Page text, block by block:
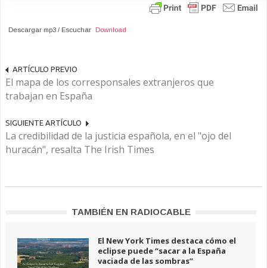
Descargar mp3 / Escuchar Download
ARTÍCULO PREVIO
El mapa de los corresponsales extranjeros que
trabajan en España
SIGUIENTE ARTÍCULO
La credibilidad de la justicia española, en el "ojo del
huracán", resalta The Irish Times
TAMBIÉN EN RADIOCABLE
El New York Times destaca cómo el
eclipse puede “sacar a la España
vaciada de las sombras”